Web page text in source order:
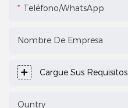
Teléfono/WhatsApp
Nombre De Empresa
Cargue Sus Requisitos
Ountry